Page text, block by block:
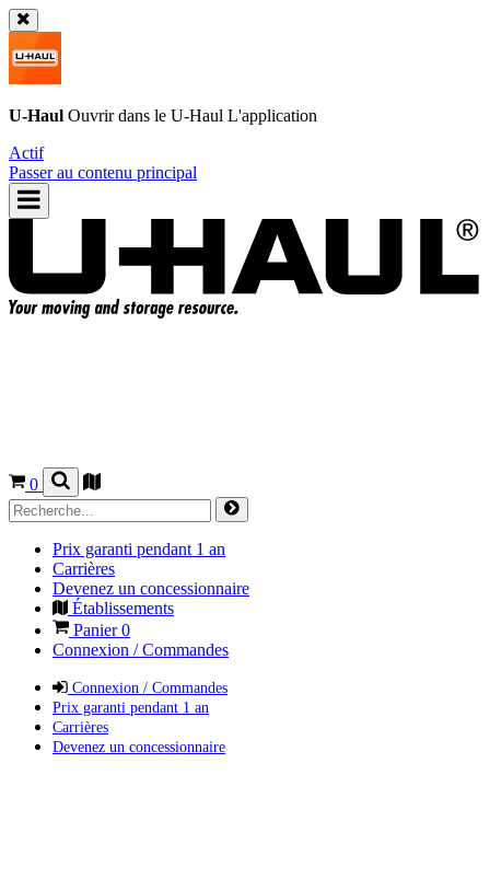
U-Haul Ouvrir dans le U-Haul L'application
Actif
Passer au contenu principal
0
Prix garanti pendant 1 an
Carrières
Devenez un concessionnaire
Établissements
Panier0
Connexion / Commandes
Connexion / Commandes
Prix garanti pendant 1 an
Carrières
Devenez un concessionnaire